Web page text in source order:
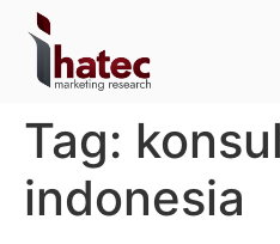
Tag:
indonesia